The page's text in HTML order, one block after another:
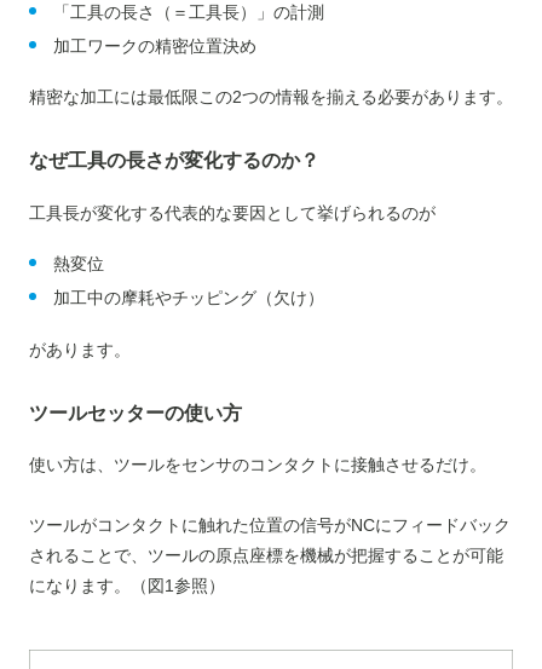
「工具の長さ（＝工具長）」の計測
加工ワークの精密位置決め
精密な加工には最低限この2つの情報を揃える必要があります。
なぜ工具の長さが変化するのか？
工具長が変化する代表的な要因として挙げられるのが
熱変位
加工中の摩耗やチッピング（欠け）
があります。
ツールセッターの使い方
使い方は、ツールをセンサのコンタクトに接触させるだけ。
ツールがコンタクトに触れた位置の信号がNCにフィードバック
されることで、ツールの原点座標を機械が把握することが可能
になります。（図1参照）